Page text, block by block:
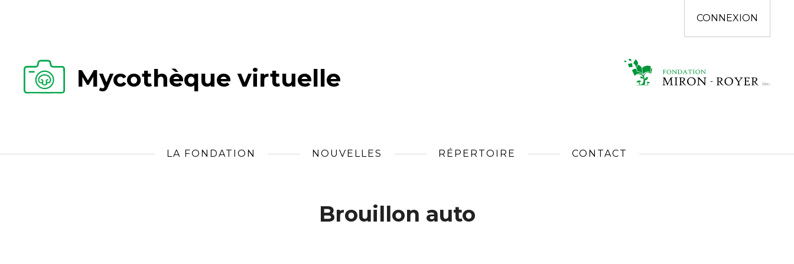
CONNEXION
Mycothèque virtuelle
LA FONDATION NOUVELLES RÉPERTOIRE CONTACT
Brouillon auto